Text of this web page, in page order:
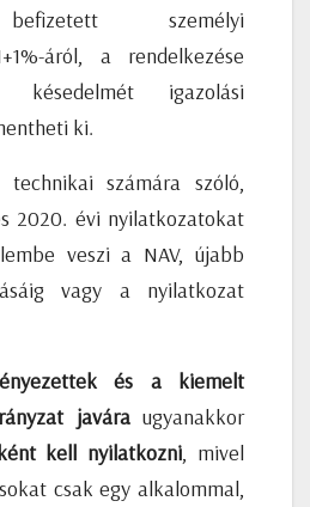
személyi
áról, a rendelkezése
késedelmét igazolási
ki.
számára szóló,
2020. évi nyilatkozatokat
veszi a NAV, újabb
vagy a nyilatkozat
és a kiemelt
javára ugyanakkor
kell nyilatkozni, mivel
csak egy alkalommal,